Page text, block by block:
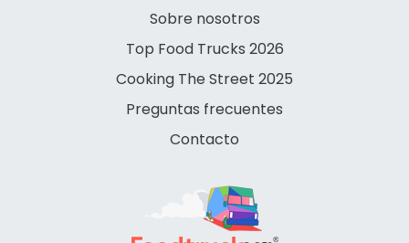
Sobre nosotros
Top Food Trucks 2026
Cooking The Street 2025
Preguntas frecuentes
Contacto